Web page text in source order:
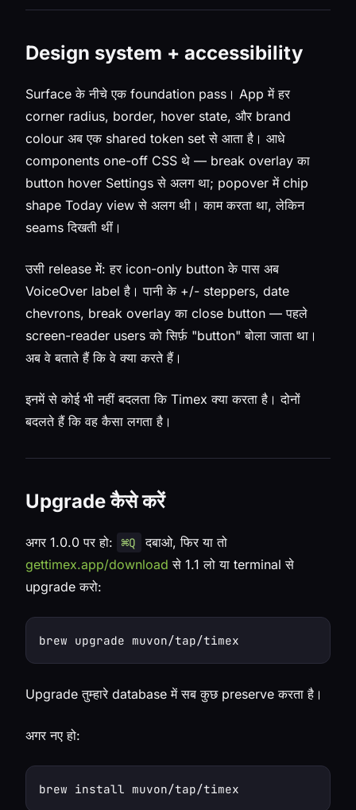
Design system + accessibility
Surface के नीचे एक foundation pass। App में हर
corner radius, border, hover state, और brand
colour अब एक shared token set से आता है। आधे
components one-off CSS थे — break overlay का
button hover Settings से अलग था; popover में chip
shape Today view से अलग थी। काम करता था, लेकिन
seams दिखती थीं।
उसी release में: हर icon-only button के पास अब
VoiceOver label है। पानी के +/- steppers, date
chevrons, break overlay का close button — पहले
screen-reader users को सिर्फ़ "button" बोला जाता था।
अब वे बताते हैं कि वे क्या करते हैं।
इनमें से कोई भी नहीं बदलता कि Timex क्या करता है। दोनों
बदलते हैं कि वह कैसा लगता है।
Upgrade कैसे करें
अगर 1.0.0 पर हो: ⌘Q
दबाओ, फिर या तो
gettimex.app/download से 1.1 लो या terminal से
upgrade करो:
Upgrade तुम्हारे database में सब कुछ preserve करता है।
अगर नए हो: